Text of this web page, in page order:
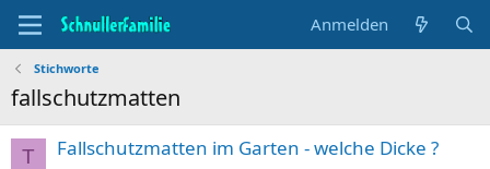
Anmelden
Stichworte
fallschutzmatten
T Fallschutzmatten im Garten - welche Dicke ?